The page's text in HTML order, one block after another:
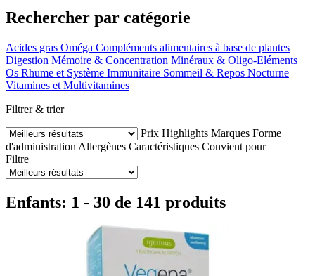
Rechercher par catégorie
Acides gras Oméga Compléments alimentaires à base de plantes
Digestion Mémoire & Concentration Minéraux & Oligo-Eléments
Os Rhume et Système Immunitaire Sommeil & Repos Nocturne
Vitamines et Multivitamines
Filtrer & trier
Prix Highlights Marques Forme
d'administration Allergènes Caractéristiques Convient pour
Filtre
Enfants: 1 - 30 de 141 produits